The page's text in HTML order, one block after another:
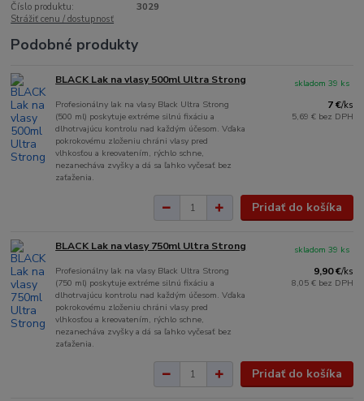
Číslo produktu:
3029
Strážiť cenu / dostupnosť
Podobné produkty
BLACK Lak na vlasy 500ml Ultra Strong
Profesionálny lak na vlasy Black Ultra Strong
(500 ml) poskytuje extréme silnú fixáciu a
dlhotrvajúcu kontrolu nad každým účesom. Vďaka
pokrokovému zloženiu chráni vlasy pred
vlhkosťou a kreovatením, rýchlo schne,
nezanecháva zvyšky a dá sa ľahko vyčesať bez
zaťaženia.
7 €/ks
5,69 € bez DPH
skladom 39 ks
Pridať do košíka
BLACK Lak na vlasy 750ml Ultra Strong
Profesionálny lak na vlasy Black Ultra Strong
(750 ml) poskytuje extréme silnú fixáciu a
dlhotrvajúcu kontrolu nad každým účesom. Vďaka
pokrokovému zloženiu chráni vlasy pred
vlhkosťou a kreovatením, rýchlo schne,
nezanecháva zvyšky a dá sa ľahko vyčesať bez
zaťaženia.
9,90 €/ks
8,05 € bez DPH
skladom 39 ks
Pridať do košíka